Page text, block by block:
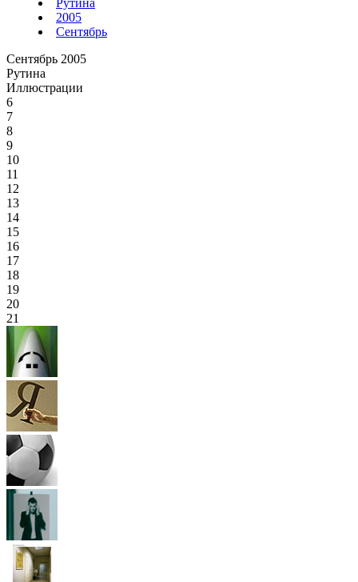
Рутина
2005
Сентябрь
Сентябрь 2005
Рутина
Иллюстрации
6
7
8
9
10
11
12
13
14
15
16
17
18
19
20
21